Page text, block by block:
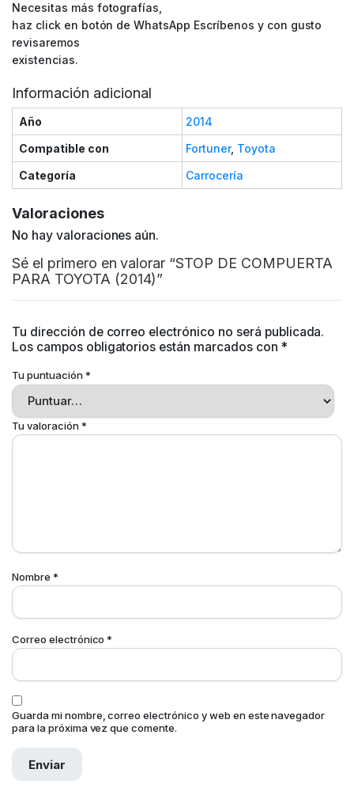
Necesitas más fotografías,
haz click en botón de WhatsApp Escríbenos y con gusto
revisaremos
existencias.
Información adicional
Año
2014
Compatible con
Fortuner, Toyota
Categoría
Carrocería
Valoraciones
No hay valoraciones aún.
Sé el primero en valorar “STOP DE COMPUERTA
PARA TOYOTA (2014)”
Tu dirección de correo electrónico no será publicada.
Los campos obligatorios están marcados con *
Tu puntuación*
Tu valoración*
Nombre *
Correo electrónico*
Guarda mi nombre, correo electrónico y web en este navegador
para la próxima vez que comente.